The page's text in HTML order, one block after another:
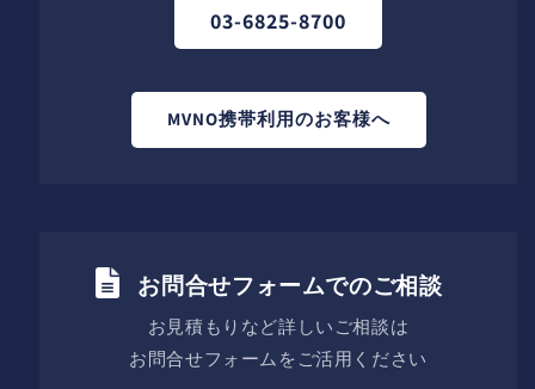
03-6825-8700
MVNO携帯利用のお客様へ
お問合せフォームでのご相談
お見積もりなど詳しいご相談は
お問合せフォームをご活用ください